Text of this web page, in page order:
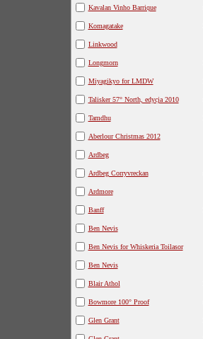
Kavalan Vinho Barrique
Komagatake
Linkwood
Longmorn
Miyagikyo for LMDW
Talisker 57° North, edycja 2010
Tamdhu
Aberlour Christmas 2012
Ardbeg
Ardbeg Corryvreckan
Ardmore
Banff
Ben Nevis
Ben Nevis for Whiskeria Toilasor
Ben Nevis
Blair Athol
Bowmore 100° Proof
Glen Grant